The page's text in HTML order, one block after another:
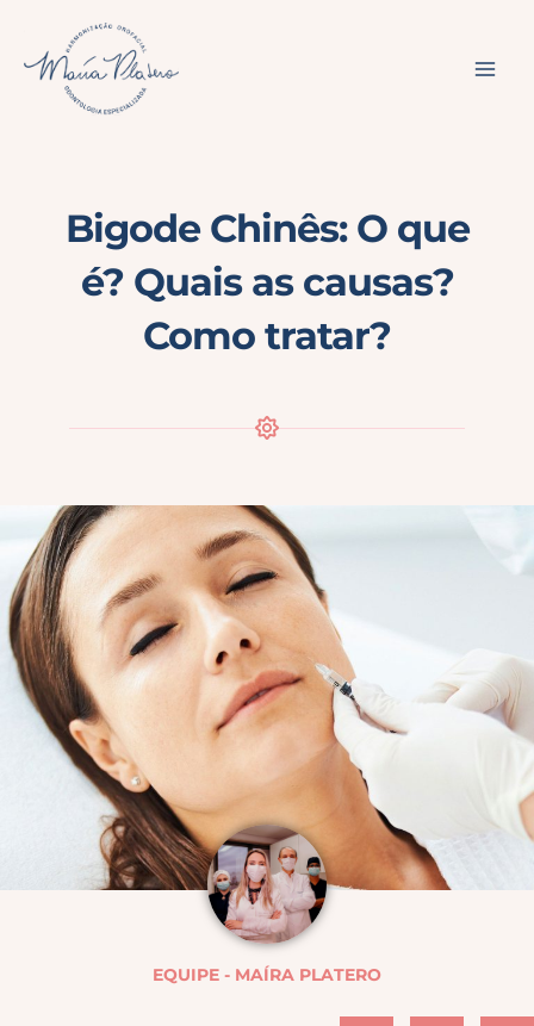
conteúdo
Bigode Chinês: O que
é? Quais as causas?
Como tratar?
EQUIPE - MAÍRA PLATERO